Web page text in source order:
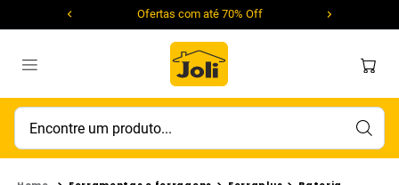
Ofertas com até 70% Off
Encontre um produto...